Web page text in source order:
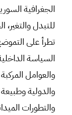
الجغرافية
للتبدل
تطرأ على
السياسة
والعوامل
والدولية
والتطورات